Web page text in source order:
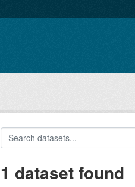
1 dataset found